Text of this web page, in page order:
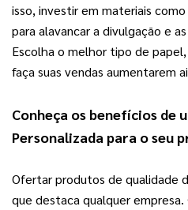
isso, investir em materiais
para alavancar a divulgação e
Escolha o melhor tipo de
faça suas vendas aumentarem
Conheça os benefícios de
Personalizada para o seu
Ofertar produtos de qualidade
que destaca qualquer